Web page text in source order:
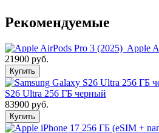
Рекомендуемые
Apple
21900 руб.
Купить
S26 Ultra 256 ГБ черный
83900 руб.
Купить